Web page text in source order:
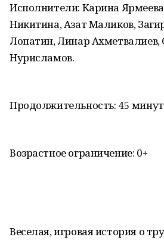
Исполнители: Карина
Никитина, Азат Маликов,
Лопатин, Линар Ахметвалиев,
Нурисламов.
Продолжительность: 45
Возрастное ограничение: 0+
Веселая, игровая история о